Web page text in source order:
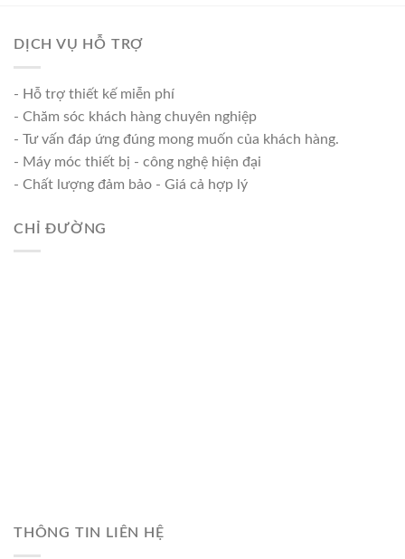
DỊCH VỤ HỖ TRỢ
- Hỗ trợ thiết kế miễn phí
- Chăm sóc khách hàng chuyên nghiệp
- Tư vấn đáp ứng đúng mong muốn của khách hàng.
- Máy móc thiết bị - công nghệ hiện đại
- Chất lượng đảm bảo - Giá cả hợp lý
CHỈ ĐƯỜNG
THÔNG TIN LIÊN HỆ